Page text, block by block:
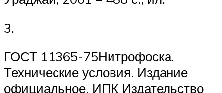
3.
ГОСТ 11365-75Нитрофоска.
Технические условия. Издание
официальное. ИПК Издательство